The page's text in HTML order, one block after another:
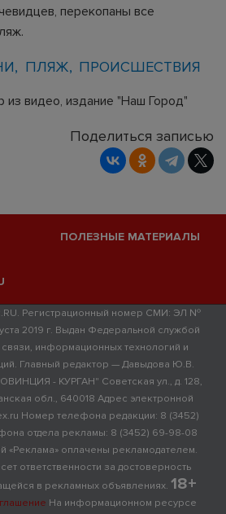
перекопаны все
ПЛЯЖ ПРОИСШЕСТВИЯ
из видео, издание "Наш Город"
Поделиться записью
ПОЛЕЗНЫЕ МАТЕРИАЛЫ
Регистрационный номер СМИ: ЭЛ №
2019 г. Выдан Федеральной службой
информационных технологий и
Главный редактор — Давыдова Ю.В.
- КУРГАН" Советская ул., д. 128,
обл., 640018 Адрес электронной
Номер телефона редакции: 8 (3452)
отдела рекламы: 8 (3452) 69-98-08
«Реклама» оплачены рекламодателем.
ответственности за достоверность
в рекламных объявлениях. 18+
На информационном ресурсе